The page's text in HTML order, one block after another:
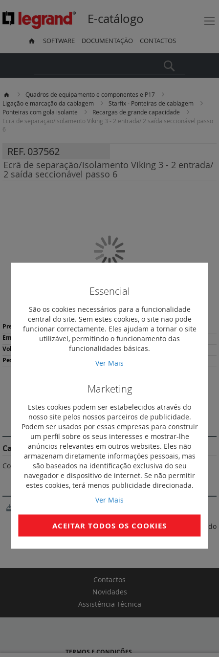
E-catálogo
SOFTWARE DOCUMENTAÇÃO CONTACTOS
Quadros de equipamento e componentes e P17
Ligação e marcação da cablagem
Starfix - Ponteiras de cablagem
Ponteiras com gola isolante
Recargas de grande capacidade
Ecrã de separação/isolamento Viking 3 - 2 entrada/ 2 saída seccionável passo
6
REF. 037562
Ecrã de separação/isolamento Viking 3 - 2 entrada/
2 saída seccionável passo 6
Mais
informação
1,51 €*
10
Descarregar
imagens
Saltar
para
o
DESCRIÇÃO
Características do Produto
Cor cinzenta.
SOFTWARE
* Preço referente à tabela 05/2026. IVA não incluído
Contactos
Novidades
Assistência Técnica
Essencial
São os cookies necessários para a funcionalidade
central do site. Sem estes cookies, o site não pode
funcionar correctamente. Eles ajudam a tornar o site
utilizável, permitindo o funcionamento das
funcionalidades básicas.
Ver Mais
Marketing
Estes cookies podem ser estabelecidos através do
nosso site pelos nossos parceiros de publicidade.
Podem ser usados por essas empresas para construir
um perfil sobre os seus interesses e mostrar-lhe
anúncios relevantes em outros websites. Eles não
armazenam diretamente informações pessoais, mas
são baseados na identificação exclusiva do seu
navegador e dispositivo de internet. Se não permitir
estes cookies, terá menos publicidade direcionada.
Ver Mais
ACEITAR TODOS OS COOKIES
TERMOS E CONDIÇÕES